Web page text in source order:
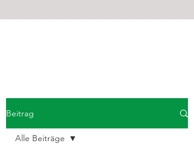
Beitrag
Alle Beiträge